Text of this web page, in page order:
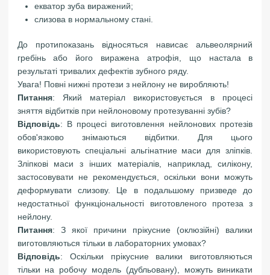
екватор зуба виражений;
слизова в нормальному стані.
До протипоказань відносяться нависає альвеолярний
гребінь або його виражена атрофія, що настала в
результаті тривалих дефектів зубного ряду.
Увага! Повні нижні протези з нейлону не виробляють!
Питання: Який матеріал використовується в процесі
зняття відбитків при нейлоновому протезуванні зубів?
Відповідь: В процесі виготовлення нейлонових протезів
обов'язково знімаються відбитки. Для цього
використовують спеціальні альгінатние маси для зліпків.
Зліпкові маси з інших матеріалів, наприклад, силікону,
застосовувати не рекомендується, оскільки вони можуть
деформувати слизову. Це в подальшому призведе до
недостатньої функціональності виготовленого протеза з
нейлону.
Питання: З якої причини прікусние (оклюзійні) валики
виготовляються тільки в лабораторних умовах?
Відповідь: Оскільки прікусние валики виготовляються
тільки на робочу модель (дубльовану), можуть виникати